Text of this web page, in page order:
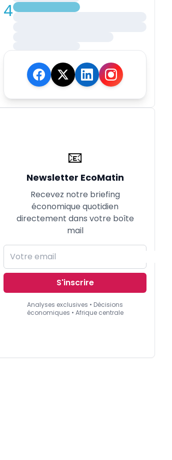
4
📧
Newsletter EcoMatin
Recevez notre briefing
économique quotidien
directement dans votre boîte
mail
S'inscrire
Analyses exclusives • Décisions
économiques • Afrique centrale